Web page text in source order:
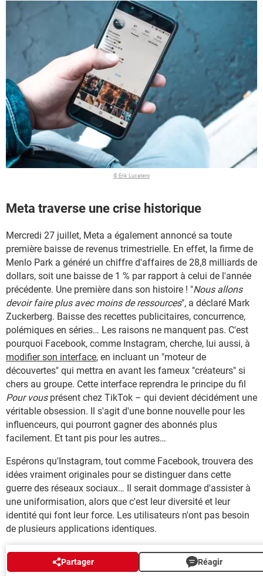
© Erik Lucatero
Meta traverse une crise historique
Mercredi 27 juillet, Meta a également annoncé sa toute
première baisse de revenus trimestrielle. En effet, la firme de
Menlo Park a généré un chiffre d'affaires de 28,8 milliards de
dollars, soit une baisse de 1 % par rapport à celui de l'année
précédente. Une première dans son histoire ! "Nous allons
devoir faire plus avec moins de ressources", a déclaré Mark
Zuckerberg. Baisse des recettes publicitaires, concurrence,
polémiques en séries… Les raisons ne manquent pas. C'est
pourquoi Facebook, comme Instagram, cherche, lui aussi, à
modifier son interface, en incluant un "moteur de
découvertes" qui mettra en avant les fameux "créateurs" si
chers au groupe. Cette interface reprendra le principe du fil
Pour vousprésent chez TikTok – qui devient décidément une
véritable obsession. Il s'agit d'une bonne nouvelle pour les
influenceurs, qui pourront gagner des abonnés plus
facilement. Et tant pis pour les autres…
Espérons qu'Instagram, tout comme Facebook, trouvera des
idées vraiment originales pour se distinguer dans cette
guerre des réseaux sociaux… Il serait dommage d'assister à
une uniformisation, alors que c'est leur diversité et leur
identité qui font leur force. Les utilisateurs n'ont pas besoin
de plusieurs applications identiques.
Partager Réagir
AUTOUR DU MÊME SUJET